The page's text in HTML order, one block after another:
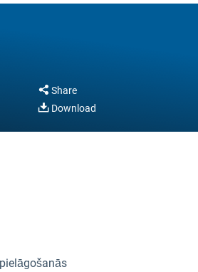
Share
Download